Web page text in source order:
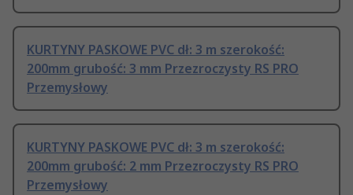
KURTYNY PASKOWE PVC dł: 3 m szerokość:
200mm grubość: 3 mm Przezroczysty RS PRO
Przemysłowy
KURTYNY PASKOWE PVC dł: 3 m szerokość:
200mm grubość: 2 mm Przezroczysty RS PRO
Przemysłowy